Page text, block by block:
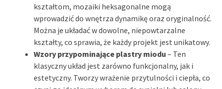
kształtom, mozaiki heksagonalne mogą
wprowadzić do wnętrza dynamikę oraz oryginalność.
Można je układać w dowolne, niepowtarzalne
kształty, co sprawia, że każdy projekt jest unikatowy.
Wzory przypominające plastry miodu – Ten
klasyczny układ jest zarówno funkcjonalny, jak i
estetyczny. Tworzy wrażenie przytulności i ciepła, co